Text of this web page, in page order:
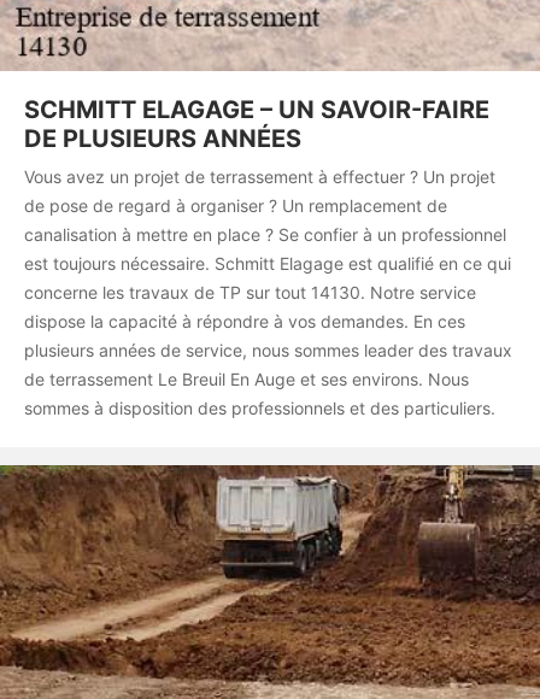
SCHMITT ELAGAGE – UN SAVOIR-FAIRE
DE PLUSIEURS ANNÉES
Vous avez un projet de terrassement à effectuer ? Un projet
de pose de regard à organiser ? Un remplacement de
canalisation à mettre en place ? Se confier à un professionnel
est toujours nécessaire. Schmitt Elagage est qualifié en ce qui
concerne les travaux de TP sur tout 14130. Notre service
dispose la capacité à répondre à vos demandes. En ces
plusieurs années de service, nous sommes leader des travaux
de terrassement Le Breuil En Auge et ses environs. Nous
sommes à disposition des professionnels et des particuliers.